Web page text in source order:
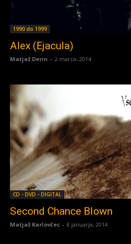
1990 do 1999
Alex (Ejacula)
Matjaž Derin - 2 marca, 2014
CD - DVD - DIGITAL
Second Chance Blown
Matjaž Karlovčec - 8 januarja, 2014